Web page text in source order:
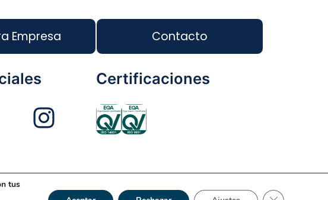
Empresa Contacto
Certificaciones
Política de Privacidad Reciclaje Tienda Online
tus
Cerrar el